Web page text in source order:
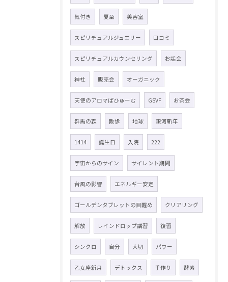
気付き 夏至 美容室
スピリチュアルジュエリー 口コミ
スピリチュアルカウンセリング お話会
神社 販売会 オーガニック
天使のアロマぱひゅーむ GSVF お茶会
群馬の森 散歩 地球 銀河新年
1414 誕生日 入院 222
宇宙からのサイン サイレント期間
台風の影響 エネルギー安定
ゴールデンタブレットの目醒め クリアリング
解放 レインドロップ講習 復習
シンクロ 自分 大切 パワー
乙女座新月 デトックス 手作り 酵素